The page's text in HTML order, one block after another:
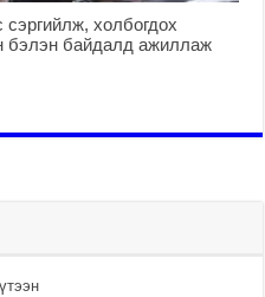
холбогдох
бэлэн байдалд ажиллаж